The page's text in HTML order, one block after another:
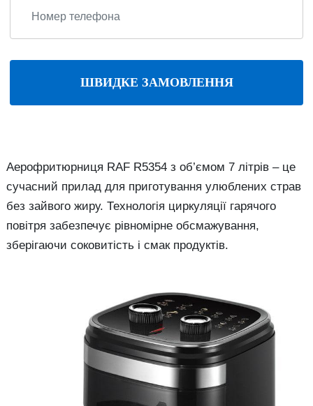
ШВИДКЕ ЗАМОВЛЕННЯ
Аерофритюрниця RAF R5354 з об’ємом 7 літрів – це
сучасний прилад для приготування улюблених страв
без зайвого жиру. Технологія циркуляції гарячого
повітря забезпечує рівномірне обсмажування,
зберігаючи соковитість і смак продуктів.